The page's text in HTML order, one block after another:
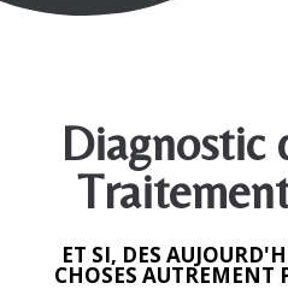
Diagnostic
EXPERTISE
ET SI, DES
CHOSES AUTREMENT